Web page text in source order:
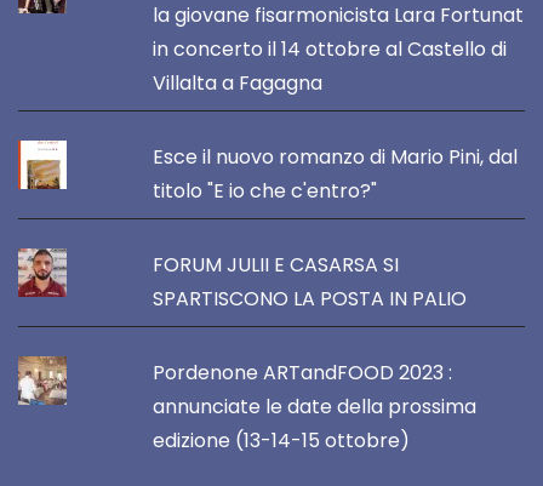
la giovane fisarmonicista Lara Fortunat
in concerto il 14 ottobre al Castello di
Villalta a Fagagna
Esce il nuovo romanzo di Mario Pini, dal
titolo "E io che c'entro?"
FORUM JULII E CASARSA SI
SPARTISCONO LA POSTA IN PALIO
Pordenone ARTandFOOD 2023 :
annunciate le date della prossima
edizione (13-14-15 ottobre)